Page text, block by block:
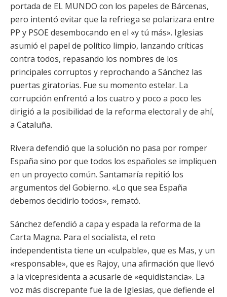
portada de EL MUNDO con los papeles de Bárcenas,
pero intentó evitar que la refriega se polarizara entre
PP y PSOE desembocando en el «y tú más». Iglesias
asumió el papel de político limpio, lanzando críticas
contra todos, repasando los nombres de los
principales corruptos y reprochando a Sánchez las
puertas giratorias. Fue su momento estelar. La
corrupción enfrentó a los cuatro y poco a poco les
dirigió a la posibilidad de la reforma electoral y de ahí,
a Cataluña.
Rivera defendió que la solución no pasa por romper
España sino por que todos los españoles se impliquen
en un proyecto común. Santamaría repitió los
argumentos del Gobierno. «Lo que sea España
debemos decidirlo todos», remató.
Sánchez defendió a capa y espada la reforma de la
Carta Magna. Para el socialista, el reto
independentista tiene un «culpable», que es Mas, y un
«responsable», que es Rajoy, una afirmación que llevó
a la vicepresidenta a acusarle de «equidistancia». La
voz más discrepante fue la de Iglesias, que defiende el